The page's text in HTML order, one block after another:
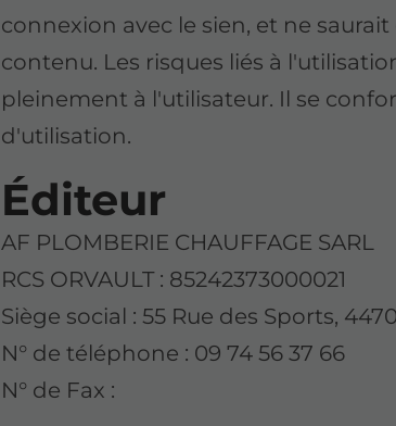
connexion avec le sien, et ne
contenu. Les risques liés à
pleinement à l'utilisateur. Il se
d'utilisation.
Éditeur
AF PLOMBERIE CHAUFFAGE SARL
RCS ORVAULT : 85242373000021
Siège social : 55 Rue des Sports,
N° de téléphone : 09 74 56 37 66
N° de Fax :